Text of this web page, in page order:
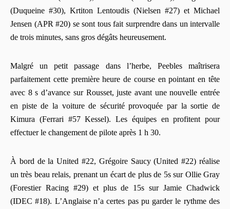
(Duqueine #30), Krtiton Lentoudis (Nielsen #27) et Michael
Jensen (APR #20) se sont tous fait surprendre dans un intervalle
de trois minutes, sans gros dégâts heureusement.
Malgré un petit passage dans l’herbe, Peebles maîtrisera
parfaitement cette première heure de course en pointant en tête
avec 8 s d’avance sur Rousset, juste avant une nouvelle entrée
en piste de la voiture de sécurité provoquée par la sortie de
Kimura (Ferrari #57 Kessel). Les équipes en profitent pour
effectuer le changement de pilote après 1 h 30.
À bord de la United #22, Grégoire Saucy (United #22) réalise
un très beau relais, prenant un écart de plus de 5s sur Ollie Gray
(Forestier Racing #29) et plus de 15s sur Jamie Chadwick
(IDEC #18). L’Anglaise n’a certes pas pu garder le rythme des